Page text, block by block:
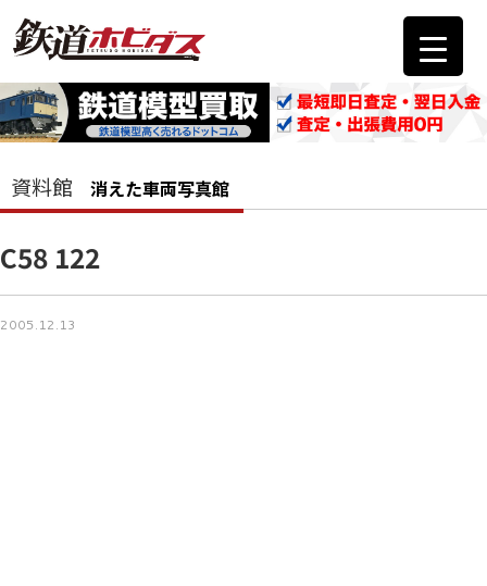
資料館 消えた車両写真館
C58 122
2005.12.13